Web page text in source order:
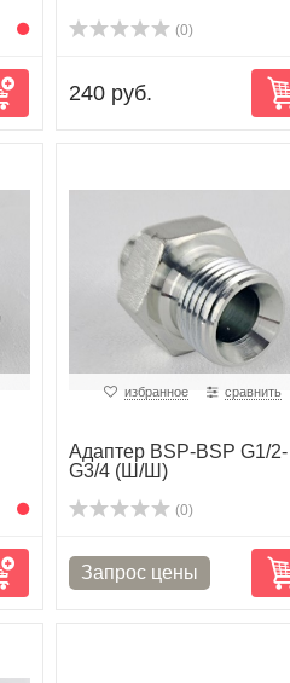
(0)
240 руб.
избранное сравнить
Адаптер BSP-BSP G1/2-
G3/4 (Ш/Ш)
(0)